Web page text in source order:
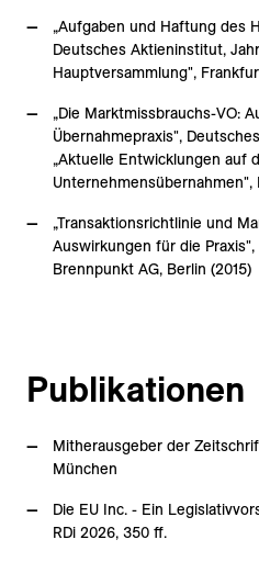
„Aufgaben und Haftung des
Deutsches Aktieninstitut,
Hauptversammlung",
„Die Marktmissbrauchs-VO:
Übernahmepraxis",
„Aktuelle Entwicklungen auf
Unternehmensübernahmen",
„Transaktionsrichtlinie und
Auswirkungen für die Praxis",
Brennpunkt AG, Berlin (2015)
Publikationen
Mitherausgeber der
München
Die EU Inc. - Ein
RDi 2026, 350 ff.